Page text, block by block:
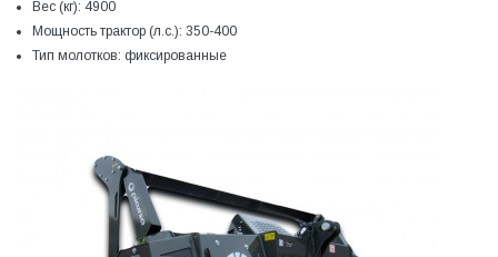
Вес (кг): 4900
Мощность трактор (л.с.): 350-400
Тип молотков: фиксированные